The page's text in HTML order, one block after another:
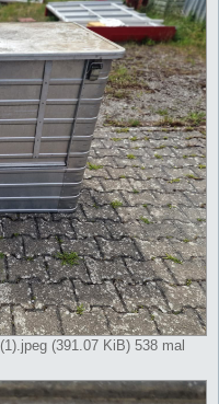
(391.07 KiB) 538 mal